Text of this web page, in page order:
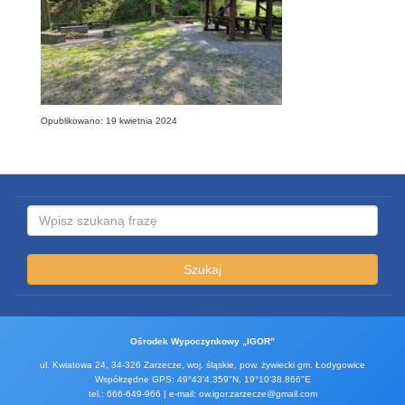
Opublikowano: 19 kwietnia 2024
Szukaj
Ośrodek Wypoczynkowy „IGOR”
ul. Kwiatowa 24, 34-326 Zarzecze, woj. śląskie, pow. żywiecki gm. Łodygowice
Współrzędne GPS: 49°43'4.359"N, 19°10'38.866"E
tel.: 666-649-966 | e-mail: ow.igor.zarzecze@gmail.com